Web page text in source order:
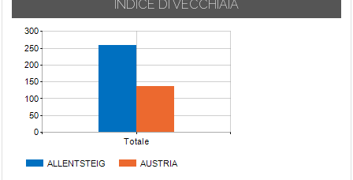
INDICE DI VECCHIAIA